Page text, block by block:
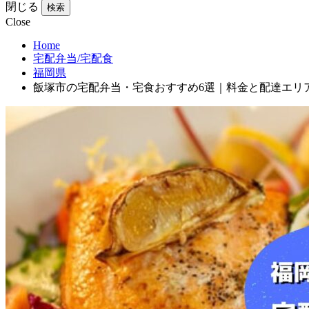
閉じる 検索
Close
Home
宅配弁当/宅配食
福岡県
飯塚市の宅配弁当・宅食おすすめ6選｜料金と配達エリ